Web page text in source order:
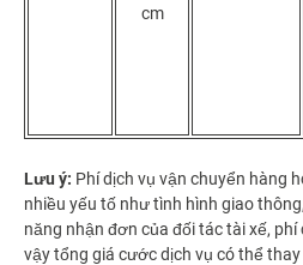
cm
Lưu ý: Phí dịch vụ vận chuyển hàng
nhiều yếu tố như tình hình giao
năng nhận đơn của đối tác tài xế,
vậy tổng giá cước dịch vụ có thể thay